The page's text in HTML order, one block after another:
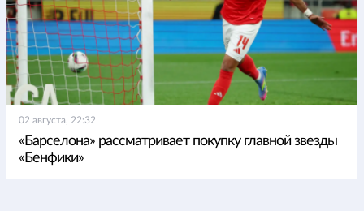
02 августа, 22:32
«Барселона» рассматривает покупку главной звезды
«Бенфики»